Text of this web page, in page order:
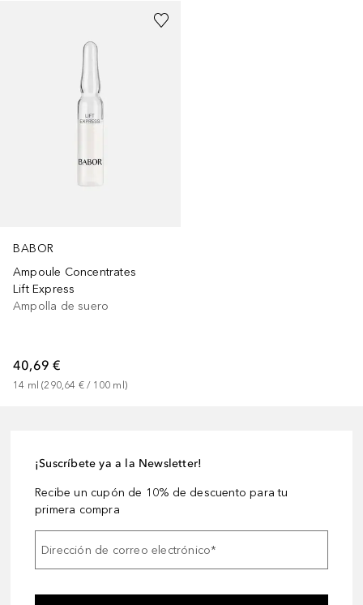
BABOR
Ampoule Concentrates
Lift Express
Ampolla de suero
40,69 €
14 ml (290,64 € / 100 ml )
¡Suscríbete ya a la Newsletter!
Recibe un cupón de 10% de descuento para tu
primera compra
Dirección de correo electrónico*